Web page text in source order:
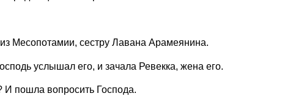
Месопотамии, сестру Лавана Арамеянина.
услышал его, и зачала Ревекка, жена его.
И пошла вопросить Господа.